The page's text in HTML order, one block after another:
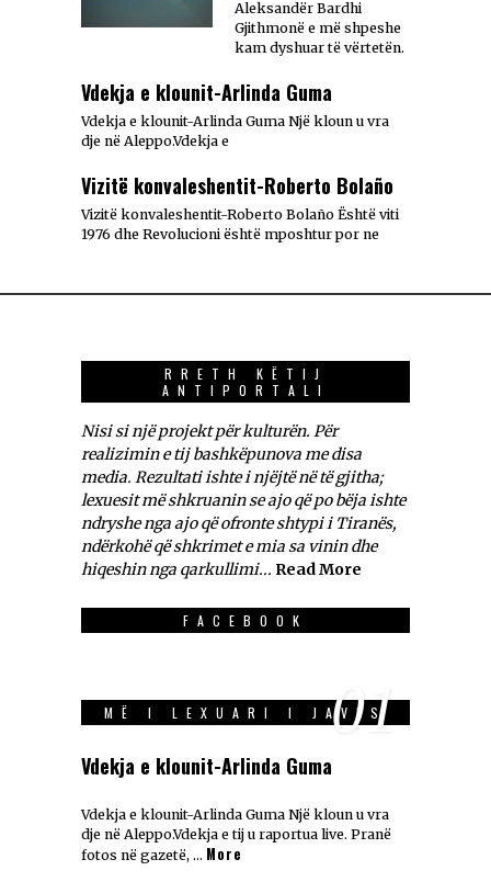
Aleksandër Bardhi
Gjithmonë e më shpeshe
kam dyshuar të vërtetën.
Vdekja e klounit-Arlinda Guma
Vdekja e klounit-Arlinda Guma Një kloun u vra
dje në Aleppo.Vdekja e
Vizitë konvaleshentit-Roberto Bolaño
Vizitë konvaleshentit-Roberto Bolaño Është viti
1976 dhe Revolucioni është mposhtur por ne
RRETH KËTIJ
ANTIPORTALI
Nisi si një projekt për kulturën. Për
realizimin e tij bashkëpunova me disa
media. Rezultati ishte i njëjtë në të gjitha;
lexuesit më shkruanin se ajo që po bëja ishte
ndryshe nga ajo që ofronte shtypi i Tiranës,
ndërkohë që shkrimet e mia sa vinin dhe
hiqeshin nga qarkullimi... Read More
FACEBOOK
MË I LEXUARI I JAVES
01
Vdekja e klounit-Arlinda Guma
Vdekja e klounit-Arlinda Guma Një kloun u vra
dje në Aleppo.Vdekja e tij u raportua live. Pranë
fotos në gazetë, … More